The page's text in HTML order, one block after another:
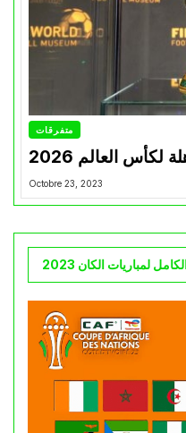
متفرقات
العالم 2026
Octobre 23, 2023
لمباريات الكان 2023